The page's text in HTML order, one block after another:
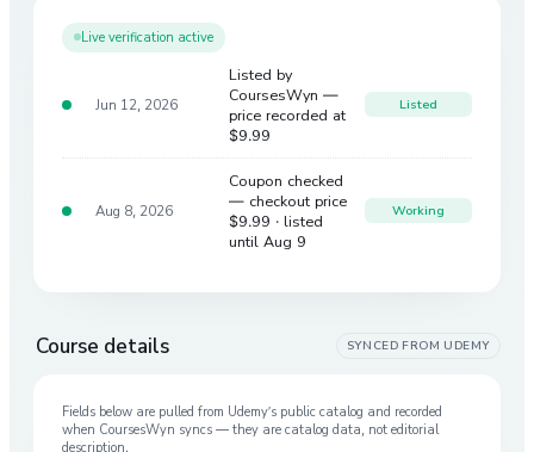
Live verification active
Jun 12, 2026
Listed by
CoursesWyn —
price recorded at
$9.99
Listed
Aug 8, 2026
Coupon checked
— checkout price
$9.99 · listed
until Aug 9
Working
Course details SYNCED FROM UDEMY
Fields below are pulled from Udemy’s public catalog and recorded
when CoursesWyn syncs — they are catalog data, not editorial
description.